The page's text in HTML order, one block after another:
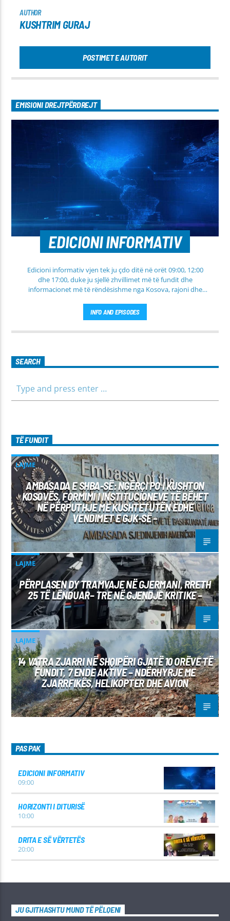
AUTHOR
KUSHTRIM GURAJ
POSTIMET E AUTORIT
EMISIONI DREJTPËRDREJT
EDICIONI INFORMATIV
Edicioni informativ vjen tek ju çdo ditë në orët 09:00, 12:00
dhe 17:00, duke ju sjellë zhvillimet më të fundit dhe
informacionet më të rëndësishme nga Kosova, rajoni dhe
fusha të ndryshme, përfshirë politikën, shoqërinë dhe
ekonominë, si dhe rubrika të veçanta për sportin dhe
parashikimin e motit. Qëndroni me ne për informim të saktë,
INFO AND EPISODES
SEARCH
TË FUNDIT
LAJME
AMBASADA E SHBA-SË: NGËRÇI PO I KUSHTON
KOSOVËS, FORMIMI I INSTITUCIONEVE TË BËHET
NË PËRPUTHJE ME KUSHTETUTËN EDHE
VENDIMET E GJK-SË –
LAJME
PËRPLASEN DY TRAMVAJE NË GJERMANI, RRETH
25 TË LËNDUAR– TRE NË GJENDJE KRITIKE –
LAJME
14 VATRA ZJARRI NË SHQIPËRI GJATË 10 ORËVE TË
FUNDIT, 7 ENDE AKTIVE – NDËRHYRJE ME
ZJARRFIKËS, HELIKOPTER DHE AVION
PAS PAK
EDICIONI INFORMATIV
09:00
HORIZONTI I DITURISË
10:00
DRITA E SË VËRTETËS
20:00
JU GJITHASHTU MUND TË PËLQENI